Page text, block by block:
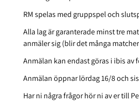
RM spelas med gruppspel och
Alla lag är garanterade minst tre
anmäler sig (blir det många
Anmälan kan endast göras i ibis av
Anmälan öppnar lördag 16/8 och
Har ni några frågor hör ni av er till